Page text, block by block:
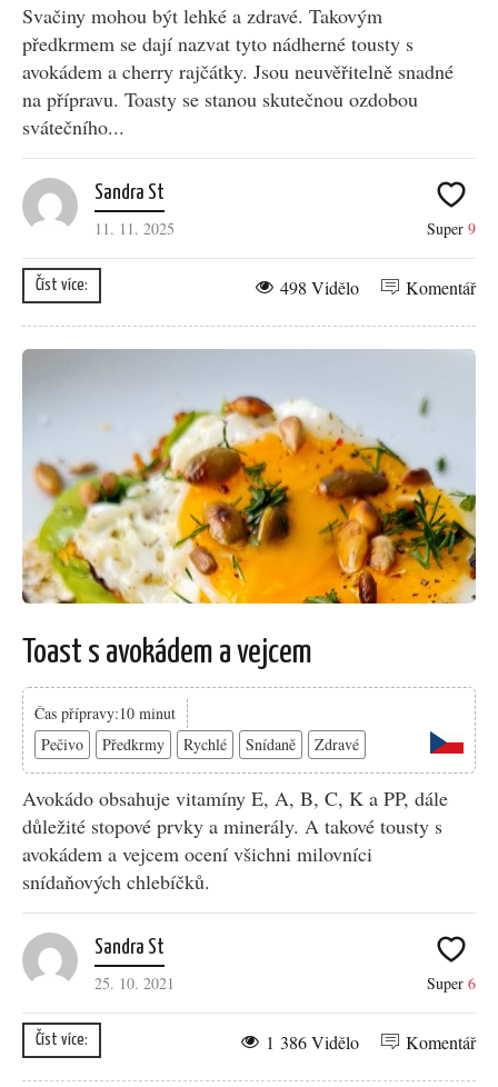
Svačiny mohou být lehké a zdravé. Takovým
předkrmem se dají nazvat tyto nádherné tousty s
avokádem a cherry rajčátky. Jsou neuvěřitelně snadné
na přípravu. Toasty se stanou skutečnou ozdobou
svátečního...
Sandra St
11. 11. 2025
Super 9
Číst více: Komentář
498 Vidělo
Toast s avokádem a vejcem
Čas přípravy:10 minut
Pečivo
Předkrmy Rychlé Snídaně Zdravé
Avokádo obsahuje vitamíny E, A, B, C, K a PP, dále
důležité stopové prvky a minerály. A takové tousty s
avokádem a vejcem ocení všichni milovníci
snídaňových chlebíčků.
Sandra St
25. 10. 2021
Super 6
Číst více: Komentář
1 386 Vidělo